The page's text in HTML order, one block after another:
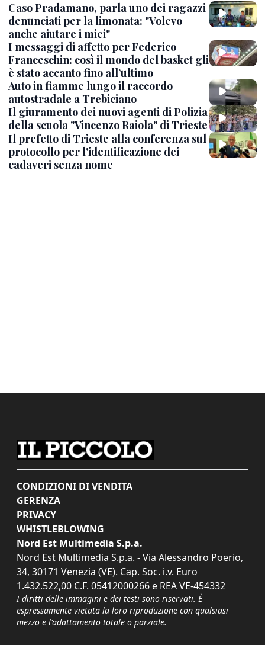
Caso Pradamano, parla uno dei ragazzi
denunciati per la limonata: "Volevo
anche aiutare i miei"
I messaggi di affetto per Federico
Franceschin: così il mondo del basket gli
è stato accanto fino all’ultimo
Auto in fiamme lungo il raccordo
autostradale a Trebiciano
Il giuramento dei nuovi agenti di Polizia
della scuola "Vincenzo Raiola" di Trieste
Il prefetto di Trieste alla conferenza sul
protocollo per l'identificazione dei
cadaveri senza nome
CONDIZIONI DI VENDITA
GERENZA
PRIVACY
WHISTLEBLOWING
Nord Est Multimedia S.p.a.
Nord Est Multimedia S.p.a. - Via Alessandro Poerio,
34, 30171 Venezia (VE). Cap. Soc. i.v. Euro
1.432.522,00 C.F. 05412000266 e REA VE-454332
I diritti delle immagini e dei testi sono riservati. È
espressamente vietata la loro riproduzione con qualsiasi
mezzo e l'adattamento totale o parziale.